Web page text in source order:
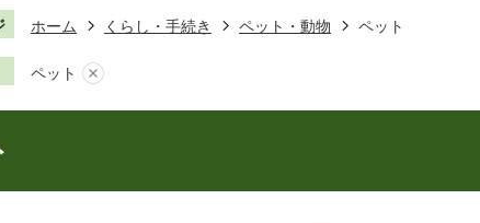
ホーム くらし・手続き ペット・動物 ペット
ペット